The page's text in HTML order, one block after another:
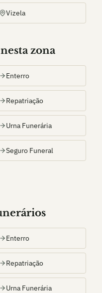
Vizela
zona
Enterro
Repatriação
Urna Funerária
Seguro Funeral
Enterro
Repatriação
Urna Funerária